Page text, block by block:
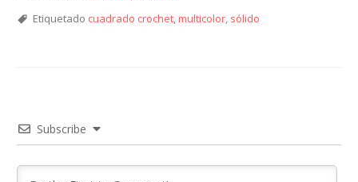
Etiquetado cuadrado crochet,multicolor, sólido
Subscribe